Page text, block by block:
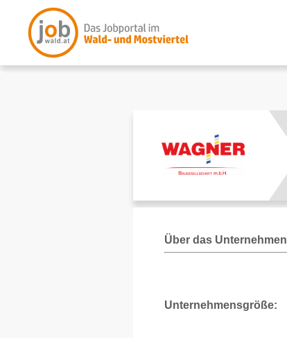
Über das Unternehmen
Unternehmensgröße: